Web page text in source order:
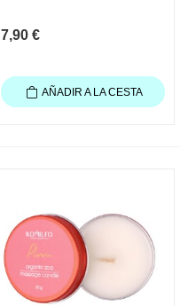
7,90 €
AÑADIR A LA CESTA